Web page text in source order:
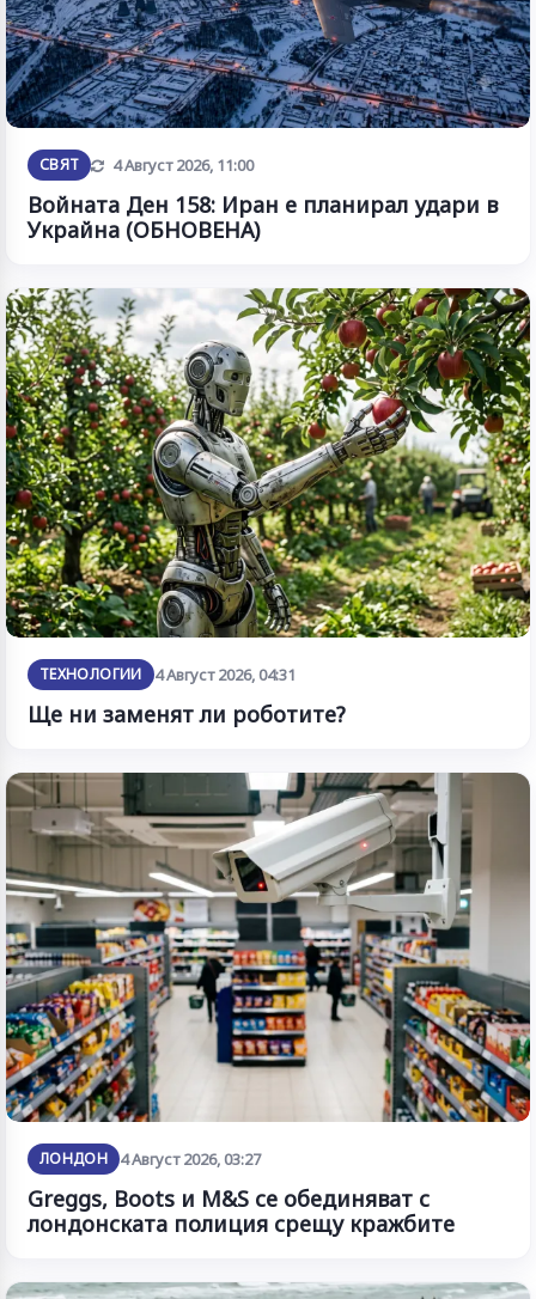
СВЯТ Обновена
4 Август 2026, 11:00
Войната Ден 158: Иран е планирал удари в
Украйна (ОБНОВЕНА)
ТЕХНОЛОГИИ 4 Август 2026, 04:31
Ще ни заменят ли роботите?
ЛОНДОН 4 Август 2026, 03:27
Greggs, Boots и M&S се обединяват с
лондонската полиция срещу кражбите